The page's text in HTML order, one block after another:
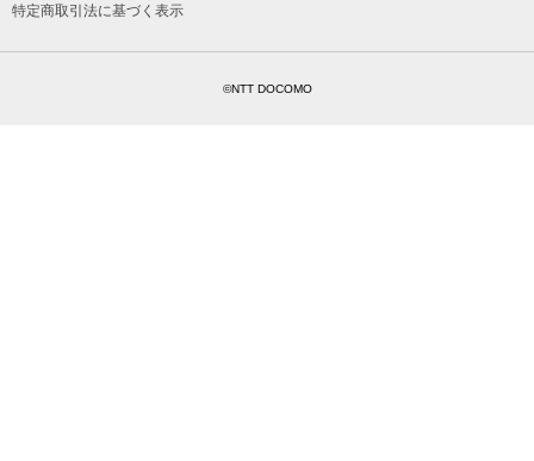
特定商取引法に基づく表示
©NTT DOCOMO